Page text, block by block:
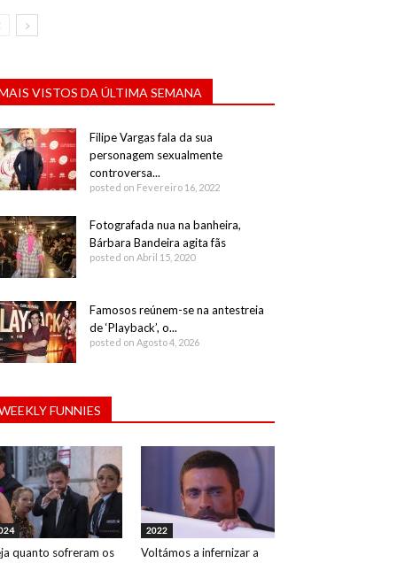
VISTOS DA ÚLTIMA SEMANA
Filipe Vargas fala da sua
personagem sexualmente
controversa...
posted on Fevereiro 16, 2022
Fotografada nua na banheira,
Bárbara Bandeira agita fãs
posted on Abril 15, 2020
Famosos reúnem-se na antestreia
de ‘Playback’, o...
posted on Agosto 4, 2026
FUNNIES
quanto sofreram os
2022
Voltámos a infernizar a